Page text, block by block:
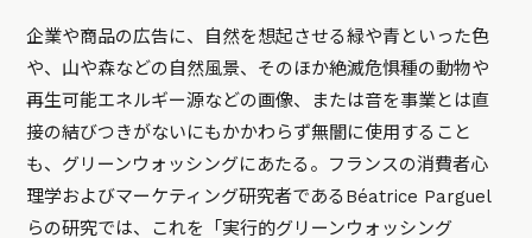
企業や商品の広告に、自然を想起させる緑や青といった色
や、山や森などの自然風景、そのほか絶滅危惧種の動物や
再生可能エネルギー源などの画像、または音を事業とは直
接の結びつきがないにもかかわらず無闇に使用すること
も、グリーンウォッシングにあたる。フランスの消費者心
理学およびマーケティング研究者であるBéatrice Parguel
らの研究では、これを「実行的グリーンウォッシング